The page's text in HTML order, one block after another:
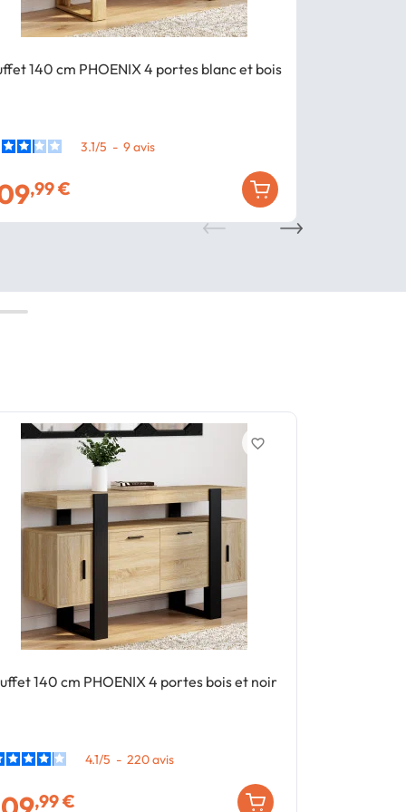
140 cm PHOENIX 4 portes blanc et bois
3.1/5 - 9avis
,99 €
140 cm PHOENIX 4 portes bois et noir
4.1/5 - 220avis
,99 €
favorite_border